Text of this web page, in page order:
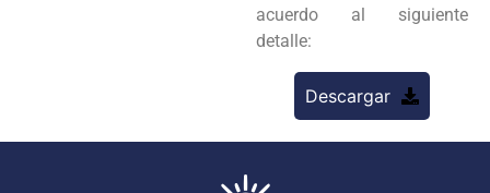
acuerdo al siguiente
detalle:
Descargar